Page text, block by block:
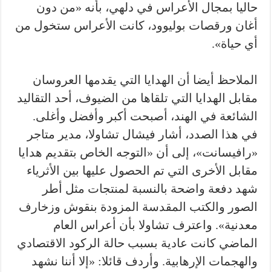
حاليا بمجال الأعراس في دلهي، بأنه «من دون
أغان ورقصات بوليوود، كانت الأعراس ستخول من
أي حياة».
الملاحظ أيضا أن الهدايا التي يقدمها العروسان
مقابل الهدايا التي تلقاها من الضيوف، أحد التقاليد
الشائعة في الهند، أصبحت أكبر وأفضل وأغلى.
في هذا الصدد، أشار فيشال تشاولا، مدير متاجر
«رافيسانت»، إلى أن «التوجه الخاص بتقديم هدايا
مقابل الأخرى التي تم الحصول عليها بين الأثرياء
شهد دفعة واضحة بالنسبة لمنتجات مثل أطر
الصور والكتب المقدسة المزودة بنقوش وزخارف
معدنية». واعترف تشاولا بأن أعراس العام
الماضي كانت عادية بسبب حالة الركود الاقتصادي
والهجمات الإرهابية. وأردف قائلا: «إلا أننا نشهد